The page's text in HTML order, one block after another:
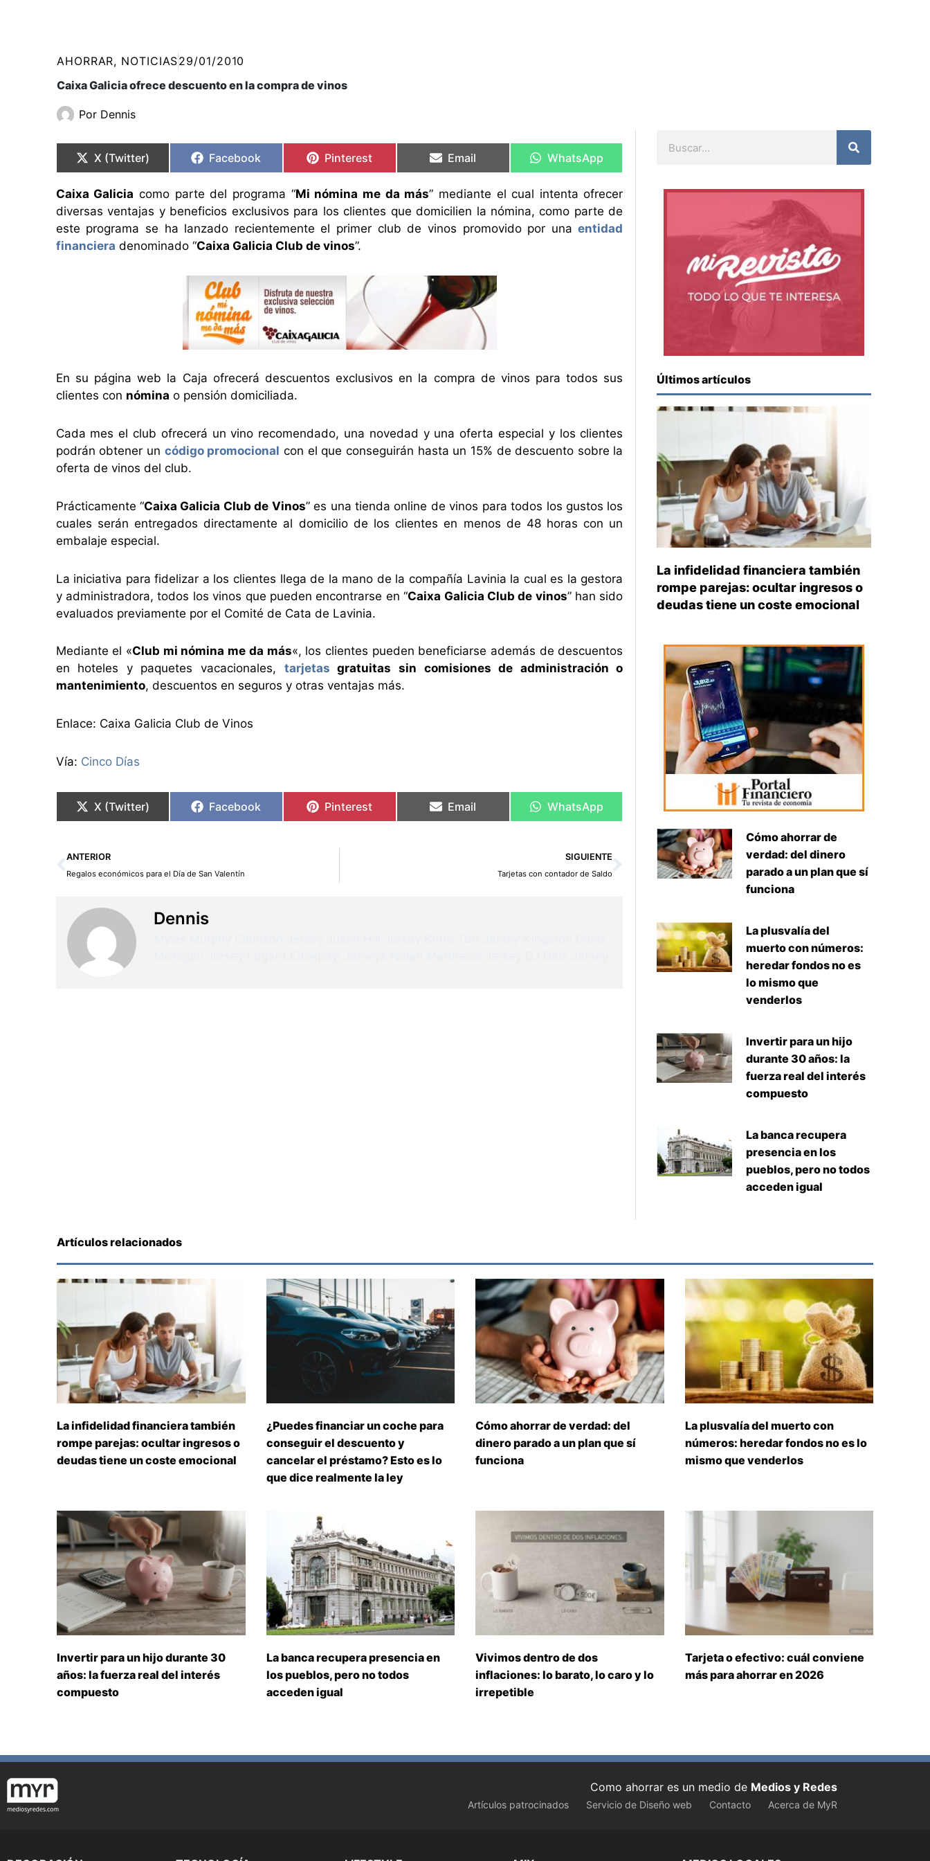
AHORRAR, NOTICIAS29/01/2010
Caixa Galicia ofrece descuento en la compra de vinos
Por Dennis
en
X (Twitter)
en
Facebook
en
Pinterest
en
Email
en
WhatsApp
Caixa Galicia como parte del programa “Mi nómina me da más” mediante el cual intenta ofrecer
diversas ventajas y beneficios exclusivos para los clientes que domicilien la nómina, como parte de
este programa se ha lanzado recientemente el primer club de vinos promovido por unaentidad
financiera denominado “Caixa Galicia Club de vinos”.
En su página web la Caja ofrecerá descuentos exclusivos en la compra de vinos para todos sus
clientes con nómina o pensión domiciliada.
Cada mes el club ofrecerá un vino recomendado, una novedad y una oferta especial y los clientes
podrán obtener un código promocional con el que conseguirán hasta un 15% de descuento sobre la
oferta de vinos del club.
Prácticamente “Caixa Galicia Club de Vinos” es una tienda online de vinos para todos los gustos los
cuales serán entregados directamente al domicilio de los clientes en menos de 48 horas con un
embalaje especial.
La iniciativa para fidelizar a los clientes llega de la mano de la compañía Lavinia la cual es la gestora
y administradora, todos los vinos que pueden encontrarse en “Caixa Galicia Club de vinos” han sido
evaluados previamente por el Comité de Cata de Lavinia.
Mediante el «Club mi nómina me da más«, los clientes pueden beneficiarse además de descuentos
en hoteles y paquetes vacacionales, tarjetas gratuitas sin comisiones de administración o
mantenimiento, descuentos en seguros y otras ventajas más.
Enlace: Caixa Galicia Club de Vinos
Vía: Cinco Días
en
X (Twitter)
en
Facebook
en
Pinterest
en
Email
en
WhatsApp
Ant
ANTERIOR
Regalos económicos para el Día de San Valentín
SIGUIENTE
Tarjetas con contador de Saldo
Siguiente
Dennis
Últimos artículos
La infidelidad financiera también
rompe parejas: ocultar ingresos o
deudas tiene un coste emocional
Cómo ahorrar de
verdad: del dinero
parado a un plan que sí
funciona
La plusvalía del
muerto con números:
heredar fondos no es
lo mismo que
venderlos
Invertir para un hijo
durante 30 años: la
fuerza real del interés
compuesto
La banca recupera
presencia en los
pueblos, pero no todos
acceden igual
Artículos relacionados
La infidelidad financiera también
rompe parejas: ocultar ingresos o
deudas tiene un coste emocional
¿Puedes financiar un coche para
conseguir el descuento y
cancelar el préstamo? Esto es lo
que dice realmente la ley
Cómo ahorrar de verdad: del
dinero parado a un plan que sí
funciona
La plusvalía del muerto con
números: heredar fondos no es lo
mismo que venderlos
Invertir para un hijo durante 30
años: la fuerza real del interés
compuesto
La banca recupera presencia en
los pueblos, pero no todos
acceden igual
Vivimos dentro de dos
inflaciones: lo barato, lo caro y lo
irrepetible
Tarjeta o efectivo: cuál conviene
más para ahorrar en 2026
Como ahorrar es un medio de Medios y Redes
Artículos patrocinados Servicio de Diseño web Contacto Acerca de MyR